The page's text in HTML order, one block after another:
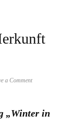
a Commenton
über
„Win­ter in